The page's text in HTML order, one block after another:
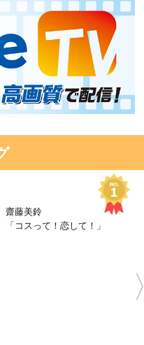
齋藤美鈴
「コスって！恋して！」